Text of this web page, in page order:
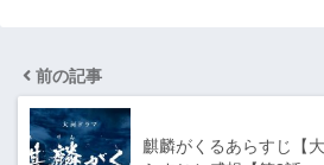
前の記事
麒麟がくるあらすじ【